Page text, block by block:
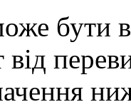
бути
від